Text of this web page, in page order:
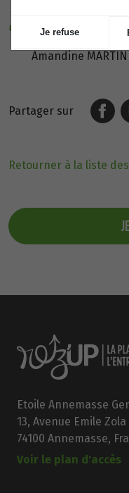
Amandine
Partager sur
Retourner à la liste
Etoile Annemasse
13, Avenue Emile Zola
74100 Annemasse,
Voir le plan d'accès
Je refuse